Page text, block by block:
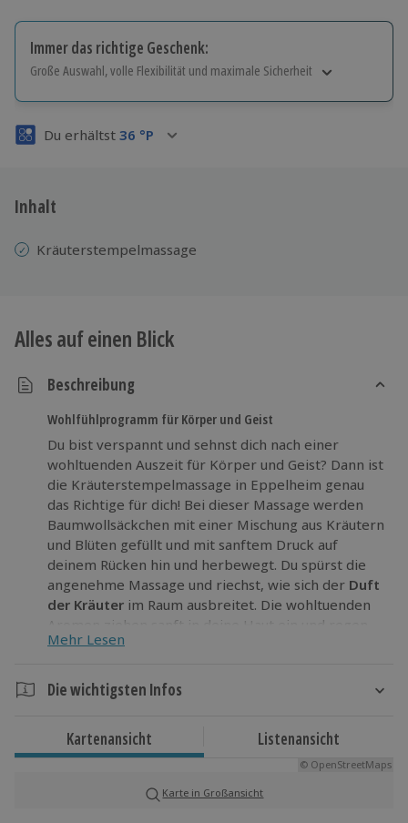
Immer das richtige Geschenk:
Große Auswahl, volle Flexibilität und maximale Sicherheit
Volle Flexibilität
3 Jahre gültig & verlängerbar.
Du erhältst 36 °P
Inhalt
Kräuterstempelmassage
Alles auf einen Blick
Beschreibung
Wohlfühlprogramm für Körper und Geist
Du bist verspannt und sehnst dich nach einer
wohltuenden Auszeit für Körper und Geist? Dann ist
die Kräuterstempelmassage in Eppelheim genau
das Richtige für dich! Bei dieser Massage werden
Baumwollsäckchen mit einer Mischung aus Kräutern
und Blüten gefüllt und mit sanftem Druck auf
deinem Rücken hin und herbewegt. Du spürst die
angenehme Massage und riechst, wie sich der Duft
der Kräuter im Raum ausbreitet. Die wohltuenden
Aromen ziehen sanft in deine Haut ein und regen
deinen Stoffwechsel an. Zudem werden die
du merkst, wie du zur Ruhe kommst.
Entspannungbei der Kräuterstempelmassage in
Eppelheim.
Mehr Lesen
Die wichtigsten Infos
Gesamtdauer: ca. 1 Stunde, 10 Minuten
Reine Behandlungsdauer: ca. 1 Stunde
Kartenansicht Listenansicht
© OpenStreetMaps
Karte in Großansicht